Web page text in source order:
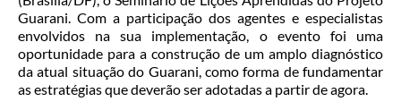
Guarani. Com a participação dos agentes e especialistas
envolvidos na sua implementação, o evento foi uma
oportunidade para a construção de um amplo diagnóstico
da atual situação do Guarani, como forma de fundamentar
as estratégias que deverão ser adotadas a partir de agora.